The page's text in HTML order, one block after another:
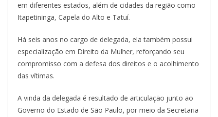
em diferentes estados, além de cidades da região como
Itapetininga, Capela do Alto e Tatuí.
Há seis anos no cargo de delegada, ela também possui
especialização em Direito da Mulher, reforçando seu
compromisso com a defesa dos direitos e o acolhimento
das vítimas.
A vinda da delegada é resultado de articulação junto ao
Governo do Estado de São Paulo, por meio da Secretaria